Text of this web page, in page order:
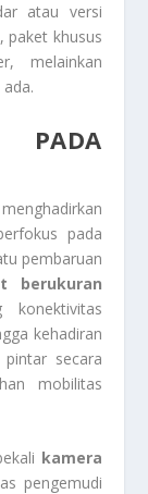
atau versi
paket khusus
melainkan
PADA
pada
pembaruan
berukuran
kehadiran
secara
mobilitas
kamera
pengemudi